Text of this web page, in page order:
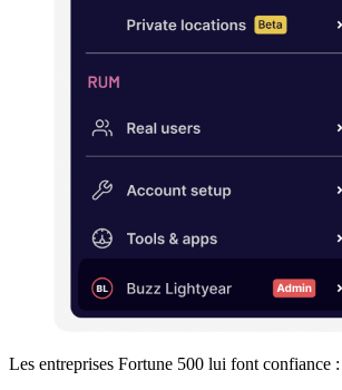
Les entreprises Fortune 500 lui font confiance :